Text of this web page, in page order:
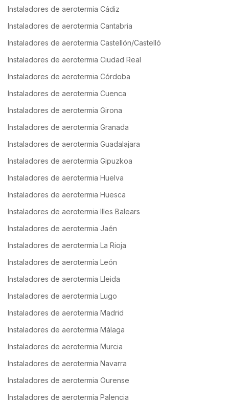
Instaladores de aerotermia Cádiz
Instaladores de aerotermia Cantabria
Instaladores de aerotermia Castellón/Castelló
Instaladores de aerotermia Ciudad Real
Instaladores de aerotermia Córdoba
Instaladores de aerotermia Cuenca
Instaladores de aerotermia Girona
Instaladores de aerotermia Granada
Instaladores de aerotermia Guadalajara
Instaladores de aerotermia Gipuzkoa
Instaladores de aerotermia Huelva
Instaladores de aerotermia Huesca
Instaladores de aerotermia Illes Balears
Instaladores de aerotermia Jaén
Instaladores de aerotermia La Rioja
Instaladores de aerotermia León
Instaladores de aerotermia Lleida
Instaladores de aerotermia Lugo
Instaladores de aerotermia Madrid
Instaladores de aerotermia Málaga
Instaladores de aerotermia Murcia
Instaladores de aerotermia Navarra
Instaladores de aerotermia Ourense
Instaladores de aerotermia Palencia